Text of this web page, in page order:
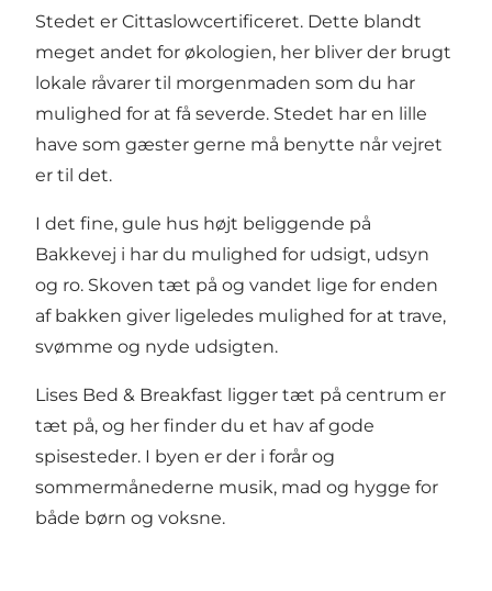
Stedet er Cittaslowcertificeret. Dette blandt
meget andet for økologien, her bliver der brugt
lokale råvarer til morgenmaden som du har
mulighed for at få severde. Stedet har en lille
have som gæster gerne må benytte når vejret
er til det.
I det fine, gule hus højt beliggende på
Bakkevej i har du mulighed for udsigt, udsyn
og ro. Skoven tæt på og vandet lige for enden
af bakken giver ligeledes mulighed for at trave,
svømme og nyde udsigten.
Lises Bed & Breakfast ligger tæt på centrum er
tæt på, og her finder du et hav af gode
spisesteder. I byen er der i forår og
sommermånederne musik, mad og hygge for
både børn og voksne.